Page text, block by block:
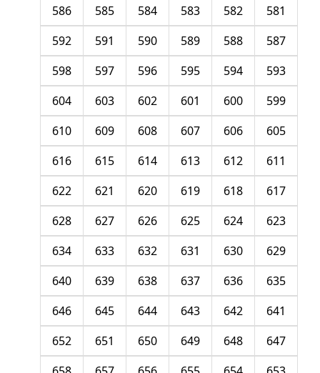
581
582
583
584
585
586
587
588
589
590
591
592
593
594
595
596
597
598
599
600
601
602
603
604
605
606
607
608
609
610
611
612
613
614
615
616
617
618
619
620
621
622
623
624
625
626
627
628
629
630
631
632
633
634
635
636
637
638
639
640
641
642
643
644
645
646
647
648
649
650
651
652